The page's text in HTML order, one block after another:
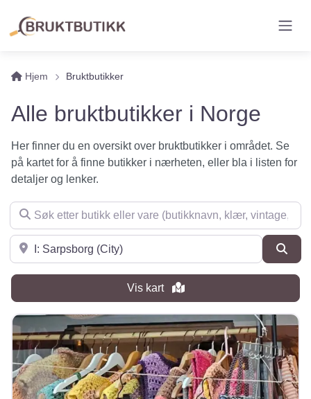
Hjem Bruktbutikker
Alle bruktbutikker i Norge
Her finner du en oversikt over bruktbutikker i området. Se
på kartet for å finne butikker i nærheten, eller bla i listen for
detaljer og lenker.
Søk etter butikk eller vare (butikknavn, klær, vintage, møbler
Søk i nærheten
Vis kart